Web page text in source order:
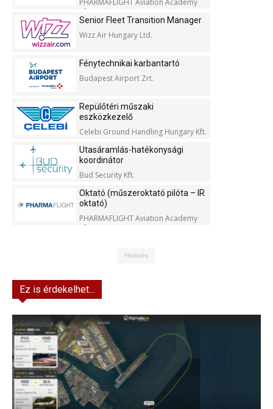
PHARMAFLIGHT Aviation Academy
Kft.
Senior Fleet Transition Manager
Wizz Air Hungary Ltd.
Fénytechnikai karbantartó
Budapest Airport Zrt.
Repülőtéri műszaki
eszközkezelő
Celebi Ground Handling Hungary Kft.
Utasáramlás-hatékonysági
koordinátor
Bud Security Kft.
Oktató (műszeroktató pilóta – IR
oktató)
PHARMAFLIGHT Aviation Academy
Kft.
Hirdetés
Ez is érdekelhet...